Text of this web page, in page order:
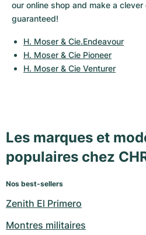
our online shop and make a
guaranteed!
H. Moser & Cie.Endeavour
H. Moser & Cie Pioneer
H. Moser & Cie Venturer
Les marques et
populaires chez
Nos best-sellers
Zenith El Primero
Montres militaires